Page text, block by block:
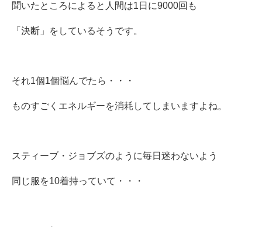
聞いたところによると人間は1日に9000回も
「決断」をしているそうです。
それ1個1個悩んでたら・・・
ものすごくエネルギーを消耗してしまいますよね。
スティーブ・ジョブズのように毎日迷わないよう
同じ服を10着持っていて・・・